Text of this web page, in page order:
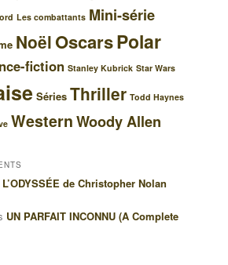
Les combattants Mini-série
Noël OscarsPolar
fiction Stanley Kubrick Star Wars
Séries Thriller Todd Haynes
WesternWoody Allen
L’ODYSSÉE de Christopher Nolan
UN PARFAIT INCONNU (A Complete